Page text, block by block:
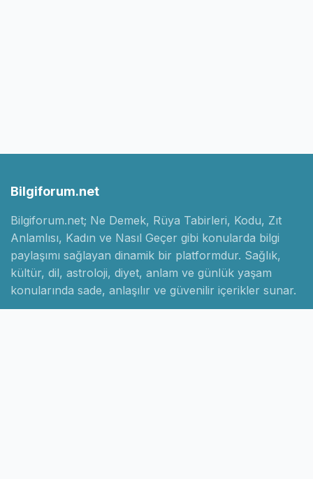
Bilgiforum.net
Bilgiforum.net; Ne Demek, Rüya Tabirleri, Kodu, Zıt
Anlamlısı, Kadın ve Nasıl Geçer gibi konularda bilgi
paylaşımı sağlayan dinamik bir platformdur. Sağlık,
kültür, dil, astroloji, diyet, anlam ve günlük yaşam
konularında sade, anlaşılır ve güvenilir içerikler sunar.